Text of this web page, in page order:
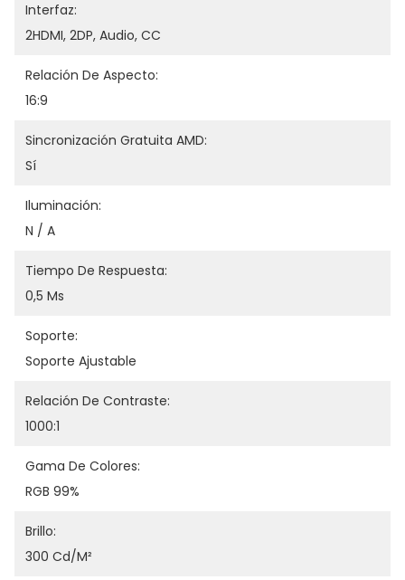
Interfaz:
2HDMI, 2DP, Audio, CC
Relación De Aspecto:
16:9
Sincronización Gratuita AMD:
Sí
Iluminación:
N / A
Tiempo De Respuesta:
0,5 Ms
Soporte:
Soporte Ajustable
Relación De Contraste:
1000:1
Gama De Colores:
RGB 99%
Brillo:
300 Cd/m²